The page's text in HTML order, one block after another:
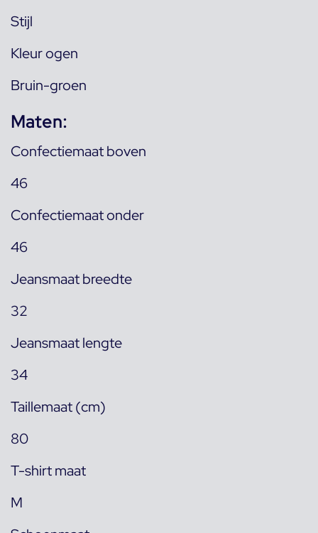
Stijl
Kleur ogen
Bruin-groen
Maten:
Confectiemaat boven
46
Confectiemaat onder
46
Jeansmaat breedte
32
Jeansmaat lengte
34
Taillemaat (cm)
80
T-shirt maat
M